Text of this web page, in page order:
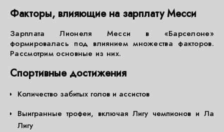
Факторы, влияющие на зарплату Месси
Зарплата Лионеля Месси в «Барселоне»
формировалась под влиянием множества факторов.
Рассмотрим основные из них.
Спортивные достижения
Количество забитых голов и ассистов
Выигранные трофеи, включая Лигу чемпионов и Ла
Лигу